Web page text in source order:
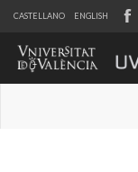
CASTELLANO ENGLISH